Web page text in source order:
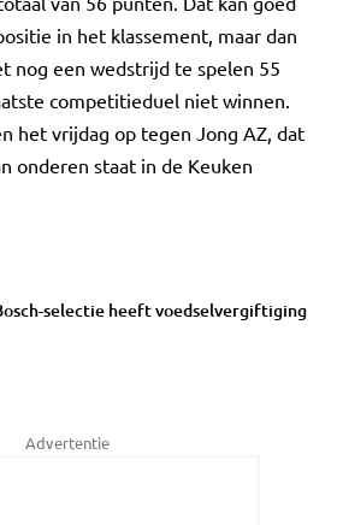
in het klassement, maar dan
nog een wedstrijd te spelen 55
competitieduel niet winnen.
het vrijdag op tegen Jong AZ, dat
onderen staat in de Keuken
selectie heeft voedselvergiftiging
Advertentie